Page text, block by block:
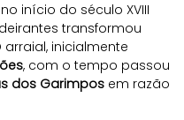
início do século XVIII
transformou
inicialmente
, com o tempo passou
dos Garimpos em razão